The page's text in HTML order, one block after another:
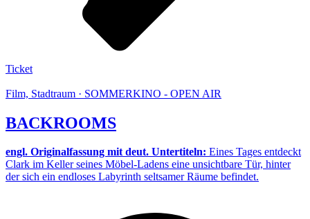
Ticket
Film, Stadtraum · SOMMERKINO - OPEN AIR
BACKROOMS
engl. Originalfassung mit deut. Untertiteln: Eines Tages entdeckt
Clark im Keller seines Möbel-Ladens eine unsichtbare Tür, hinter
der sich ein endloses Labyrinth seltsamer Räume befindet.